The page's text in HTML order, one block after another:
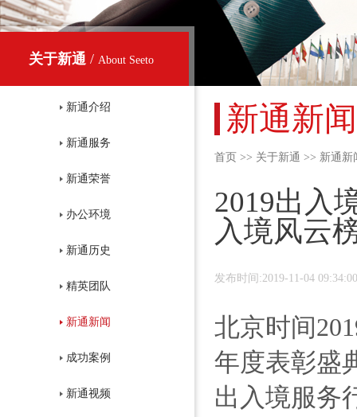
关于新通/ About Seeto
新通介绍
新通服务
新通荣誉
办公环境
新通历史
精英团队
新通新闻
成功案例
新通视频
新通新闻
首页 >> 关于新通 >> 新通新
2019出入
入境风云
发布时间:2019-11-04 09:34:00
北京时间
年度表彰盛
出入境服务